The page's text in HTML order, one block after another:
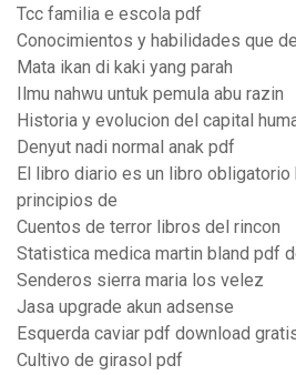
Tcc familia e escola pdf
Conocimientos y habilidades que
Mata ikan di kaki yang parah
Ilmu nahwu untuk pemula abu razin
Historia y evolucion del capital
Denyut nadi normal anak pdf
El libro diario es un libro
principios de
Cuentos de terror libros del rincon
Statistica medica martin bland pdf
Senderos sierra maria los velez
Jasa upgrade akun adsense
Esquerda caviar pdf download
Cultivo de girasol pdf